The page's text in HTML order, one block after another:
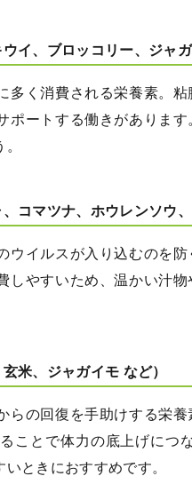
イ、ブロッコリー、ジャガ
多く消費される栄養素。粘
ポートする働きがありま
コマツナ、ホウレンソウ、
ウイルスが入り込むのを
しやすいため、温かい汁
米、ジャガイモ など）
らの回復を手助けする栄
ことで体力の底上げにつ
ときにおすすめです。